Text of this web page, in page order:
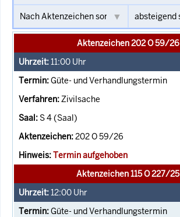
Aktenzeichen 202 O 59/26
11:00 Uhr
Güte- und Verhandlungstermin
Zivilsache
S 4 (Saal)
202 O 59/26
Termin aufgehoben
Aktenzeichen 115 O 227/25
12:00 Uhr
Güte- und Verhandlungstermin